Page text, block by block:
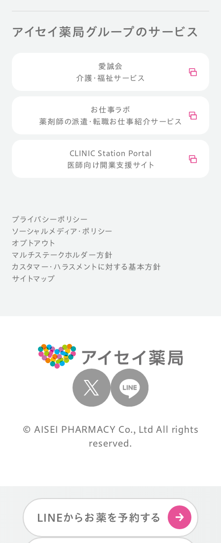
LINEからお薬を予約する
アイセイ薬局グループのサービス
愛誠会
介護・福祉サービス
お仕事ラボ
薬剤師の派遣・転職お仕事紹介サービス
CLINIC Station Portal
医師向け開業支援サイト
プライバシーポリシー
ソーシャルメディア・ポリシー
オプトアウト
マルチステークホルダー方針
カスタマー・ハラスメントに対する基本方針
サイトマップ
© AISEI PHARMACY Co., Ltd All rights
reserved.